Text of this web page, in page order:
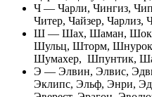
Ч — Чарли, Чингиз,
Читер, Чайзер, Чарлиз,
Ш — Шах, Шаман,
Шульц, Шторм,
Шумахер, Шпунтик,
Э — Элвин, Элвис,
Эклипс, Эльф, Энри,